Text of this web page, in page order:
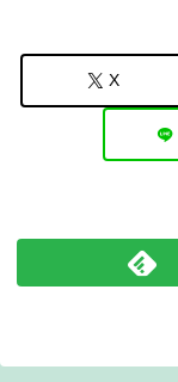
X